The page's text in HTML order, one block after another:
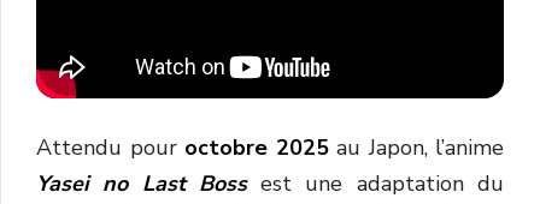
Attendu pour octobre 2025au Japon, l’anime
Yasei no Last Bossest une adaptation du